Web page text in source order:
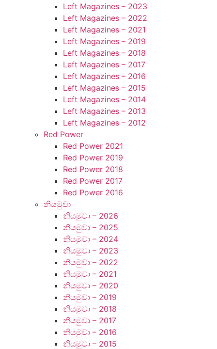
Left Magazines – 2023
Left Magazines – 2022
Left Magazines – 2021
Left Magazines – 2019
Left Magazines – 2018
Left Magazines – 2017
Left Magazines – 2016
Left Magazines – 2015
Left Magazines – 2014
Left Magazines – 2013
Left Magazines – 2012
Red Power
Red Power 2021
Red Power 2019
Red Power 2018
Red Power 2017
Red Power 2016
නියමුවා
නියමුවා – 2026
නියමුවා – 2025
නියමුවා – 2024
නියමුවා – 2023
නියමුවා – 2022
නියමුවා – 2021
නියමුවා – 2020
නියමුවා – 2019
නියමුවා – 2018
නියමුවා – 2017
නියමුවා – 2016
නියමුවා – 2015